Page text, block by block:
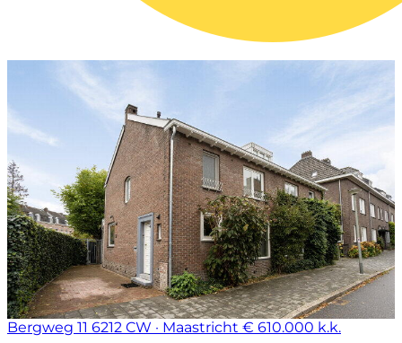
Bergweg 11 6212 CW · Maastricht € 610.000 k.k.